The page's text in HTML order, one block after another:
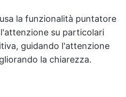
usa la funzionalità puntatore
su particolari
guidando l'attenzione
la chiarezza.